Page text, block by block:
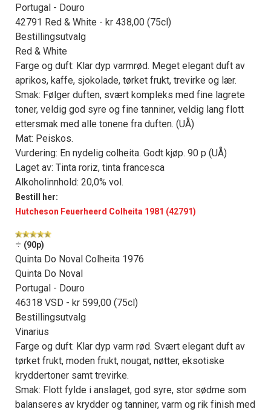
Portugal - Douro
42791 Red & White - kr 438,00 (75cl)
Bestillingsutvalg
Red & White
Farge og duft: Klar dyp varmrød. Meget elegant duft av
aprikos, kaffe, sjokolade, tørket frukt, trevirke og lær.
Smak: Følger duften, svært kompleks med fine lagrete
toner, veldig god syre og fine tanniner, veldig lang flott
ettersmak med alle tonene fra duften. (UÅ)
Mat: Peiskos.
Vurdering: En nydelig colheita. Godt kjøp. 90 p (UÅ)
Laget av: Tinta roriz, tinta francesca
Alkoholinnhold: 20,0% vol.
Bestill her:
Hutcheson Feuerheerd Colheita 1981 (42791)
÷ (90p)
Quinta Do Noval Colheita 1976
Quinta Do Noval
Portugal - Douro
46318 VSD - kr 599,00 (75cl)
Bestillingsutvalg
Vinarius
Farge og duft: Klar dyp varm rød. Svært elegant duft av
tørket frukt, moden frukt, nougat, nøtter, eksotiske
kryddertoner samt trevirke.
Smak: Flott fylde i anslaget, god syre, stor sødme som
balanseres av krydder og tanniner, varm og rik finish med